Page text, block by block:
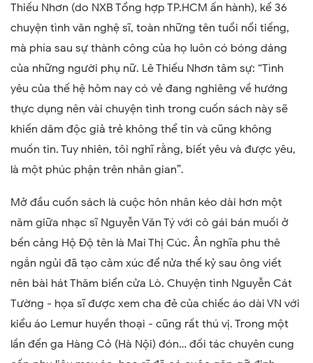
Thiếu Nhơn (do NXB Tổng hợp TP.HCM ấn hành), kể 36
chuyện tình văn nghệ sĩ, toàn những tên tuổi nổi tiếng,
mà phía sau sự thành công của họ luôn có bóng dáng
của những người phụ nữ. Lê Thiếu Nhơn tâm sự: “Tình
yêu của thế hệ hôm nay có vẻ đang nghiêng về hướng
thực dụng nên vài chuyện tình trong cuốn sách này sẽ
khiến dăm độc giả trẻ không thể tin và cũng không
muốn tin. Tuy nhiên, tôi nghĩ rằng, biết yêu và được yêu,
là một phúc phận trên nhân gian”.
Mở đầu cuốn sách là cuộc hôn nhân kéo dài hơn một
năm giữa nhạc sĩ Nguyễn Văn Tý với cô gái bán muối ở
bến cảng Hộ Độ tên là Mai Thị Cúc. Ân nghĩa phu thê
ngắn ngủi đã tạo cảm xúc để nửa thế kỷ sau ông viết
nên bài hát Thăm biển cửa Lò. Chuyện tình Nguyễn Cát
Tường - họa sĩ được xem cha đẻ của chiếc áo dài VN với
kiểu áo Lemur huyền thoại - cũng rất thú vị. Trong một
lần đến ga Hàng Cỏ (Hà Nội) đón… đối tác chuyên cung